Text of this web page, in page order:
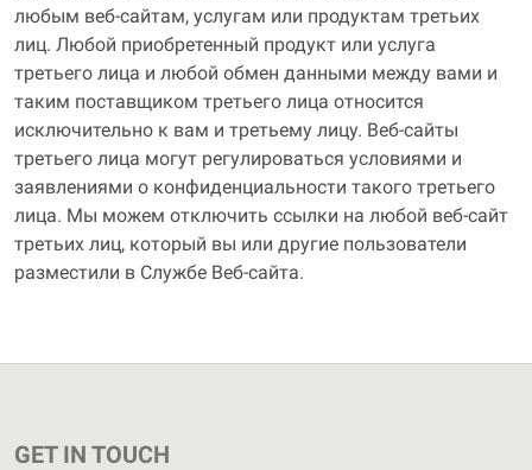
любым веб-сайтам, услугам или продуктам третьих
лиц. Любой приобретенный продукт или услуга
третьего лица и любой обмен данными между вами и
таким поставщиком третьего лица относится
исключительно к вам и третьему лицу. Веб-сайты
третьего лица могут регулироваться условиями и
заявлениями о конфиденциальности такого третьего
лица. Мы можем отключить ссылки на любой веб-сайт
третьих лиц, который вы или другие пользователи
разместили в Службе Веб-сайта.
GET IN TOUCH